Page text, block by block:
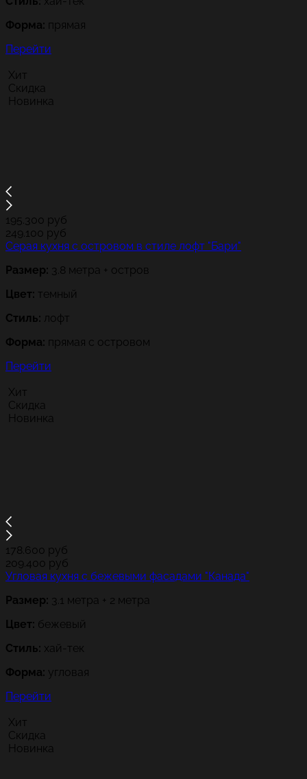
Форма: прямая
Перейти
Хит
Скидка
Новинка
195.300 руб
249.100 руб
Серая кухня с островом в стиле лофт "Бари"
Размер: 3.8 метра + остров
Цвет: темный
Стиль: лофт
Форма: прямая с островом
Перейти
Хит
Скидка
Новинка
178.600 руб
209.400 руб
Угловая кухня с бежевыми фасадами "Канада"
Размер: 3.1 метра + 2 метра
Цвет: бежевый
Стиль: хай-тек
Форма: угловая
Перейти
Хит
Скидка
Новинка